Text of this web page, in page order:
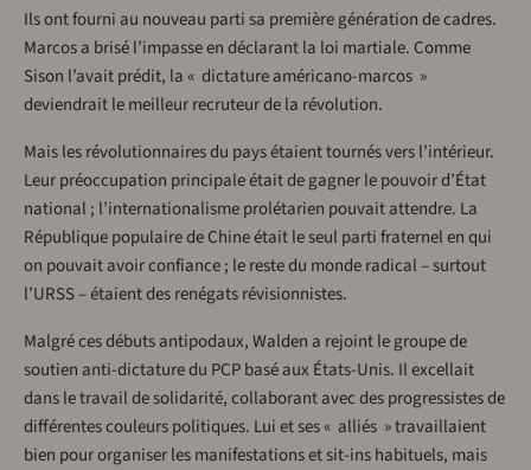
Ils ont fourni au nouveau parti sa première génération de cadres.
Marcos a brisé l’impasse en déclarant la loi martiale. Comme
Sison l’avait prédit, la « dictature américano-marcos »
deviendrait le meilleur recruteur de la révolution.
Mais les révolutionnaires du pays étaient tournés vers l’intérieur.
Leur préoccupation principale était de gagner le pouvoir d’État
national ; l’internationalisme prolétarien pouvait attendre. La
République populaire de Chine était le seul parti fraternel en qui
on pouvait avoir confiance ; le reste du monde radical – surtout
l’URSS – étaient des renégats révisionnistes.
Malgré ces débuts antipodaux, Walden a rejoint le groupe de
soutien anti-dictature du PCP basé aux États-Unis. Il excellait
dans le travail de solidarité, collaborant avec des progressistes de
différentes couleurs politiques. Lui et ses « alliés » travaillaient
bien pour organiser les manifestations et sit-ins habituels, mais